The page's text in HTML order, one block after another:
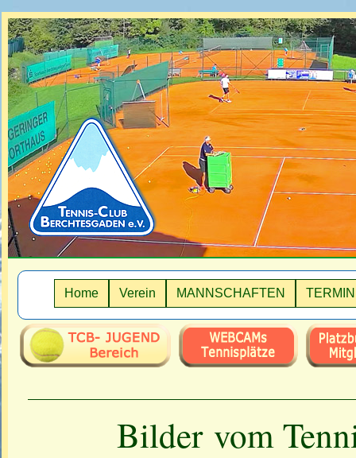
Home Verein MANNSCHAFTEN
Bilder vom